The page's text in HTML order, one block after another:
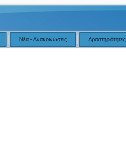
Νέα - Ανακοινώσεις Δραστηριότητες